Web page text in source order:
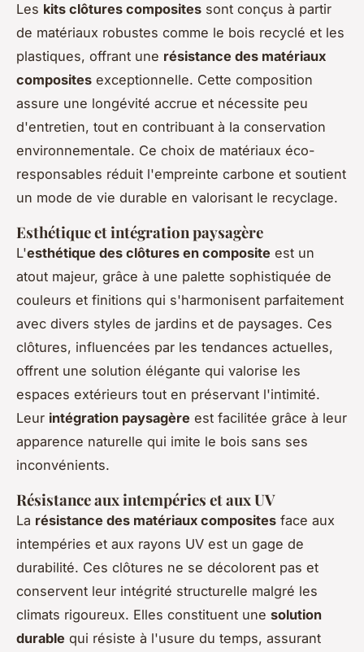
Les kits clôtures composites sont conçus à partir
de matériaux robustes comme le bois recyclé et les
plastiques, offrant une résistance des matériaux
composites exceptionnelle. Cette composition
assure une longévité accrue et nécessite peu
d'entretien, tout en contribuant à la conservation
environnementale. Ce choix de matériaux éco-
responsables réduit l'empreinte carbone et soutient
un mode de vie durable en valorisant le recyclage.
Esthétique et intégration paysagère
L'esthétique des clôtures en composite est un
atout majeur, grâce à une palette sophistiquée de
couleurs et finitions qui s'harmonisent parfaitement
avec divers styles de jardins et de paysages. Ces
clôtures, influencées par les tendances actuelles,
offrent une solution élégante qui valorise les
espaces extérieurs tout en préservant l'intimité.
Leur intégration paysagère est facilitée grâce à leur
apparence naturelle qui imite le bois sans ses
inconvénients.
Résistance aux intempéries et aux UV
La résistance des matériaux composites face aux
intempéries et aux rayons UV est un gage de
durabilité. Ces clôtures ne se décolorent pas et
conservent leur intégrité structurelle malgré les
climats rigoureux. Elles constituent une solution
durable qui résiste à l'usure du temps, assurant